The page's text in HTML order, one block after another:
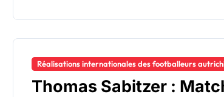
Réalisations internationales des footballeurs
Thomas Sabitzer :